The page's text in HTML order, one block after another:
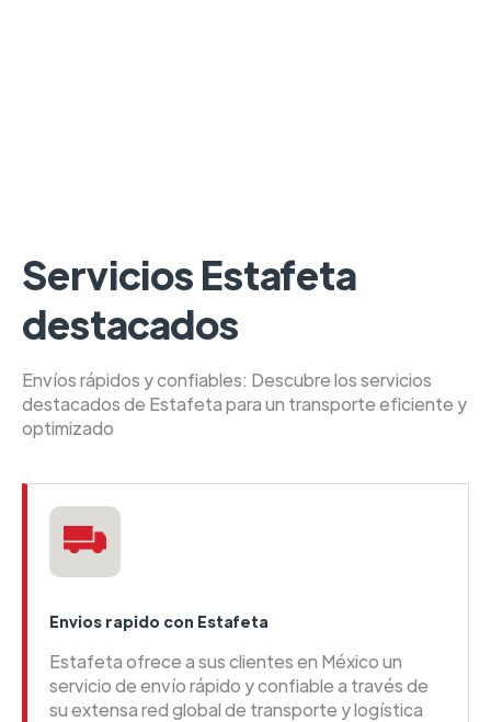
Servicios Estafeta
destacados
Envíos rápidos y confiables: Descubre los servicios
destacados de Estafeta para un transporte eficiente y
optimizado
Envios rapido con Estafeta
Estafeta ofrece a sus clientes en México un
servicio de envío rápido y confiable a través de
su extensa red global de transporte y logística